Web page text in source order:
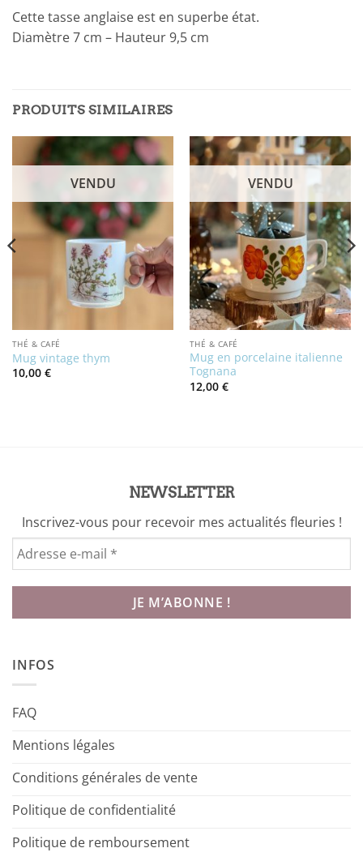
Cette tasse anglaise est en superbe état.
Diamètre 7 cm – Hauteur 9,5 cm
PRODUITS SIMILAIRES
VENDU
THÉ & CAFÉ
Mug vintage thym
10,00 €
VENDU
THÉ & CAFÉ
Mug en porcelaine italienne
Tognana
12,00 €
NEWSLETTER
Inscrivez-vous pour recevoir mes actualités fleuries !
INFOS
FAQ
Mentions légales
Conditions générales de vente
Politique de confidentialité
Politique de remboursement